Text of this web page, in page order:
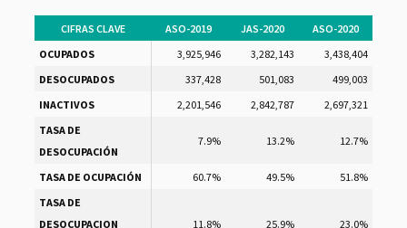
CIFRAS CLAVE ASO-2019 JAS-2020
ASO-2020
OCUPADOS
3,925,946 3,282,143
3,438,404
DESOCUPADOS
337,428 501,083
499,003
INACTIVOS
2,201,546 2,842,787
2,697,321
TASA DE
DESOCUPACIÓN
7.9% 13.2% 12.7%
TASA DE OCUPACIÓN 60.7% 49.5%
51.8%
TASA DE
DESOCUPACION
11.8% 25.9% 23.0%